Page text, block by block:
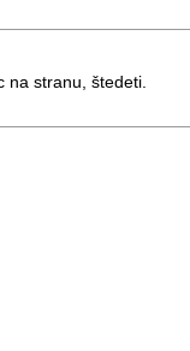
na stranu, štedeti.